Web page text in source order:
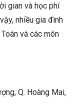
gian và học phí
nhiều gia đình
và các môn
Q. Hoàng Mai,